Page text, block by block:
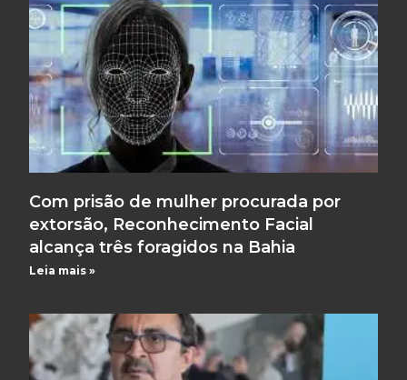
Com prisão de mulher procurada por
extorsão, Reconhecimento Facial
alcança três foragidos na Bahia
Leia mais »